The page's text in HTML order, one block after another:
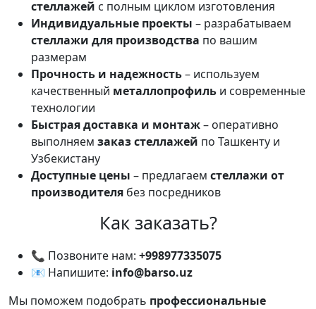
стеллажей с полным циклом изготовления
Индивидуальные проекты – разрабатываем
стеллажи для производства по вашим
размерам
Прочность и надежность– используем
качественный металлопрофиль и современные
технологии
Быстрая доставка и монтаж– оперативно
выполняем заказ стеллажей по Ташкенту и
Узбекистану
Доступные цены – предлагаем стеллажи от
производителя без посредников
Как заказать?
📞 Позвоните нам: +998977335075
📧 Напишите: info@barso.uz
Мы поможем подобрать профессиональные